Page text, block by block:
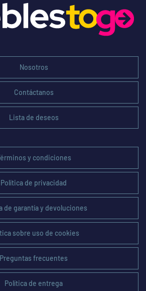
Nosotros
Contáctanos
Lista de deseos
y condiciones
Política de privacidad
de garantía y devoluciones
sobre uso de cookies
Preguntas frecuentes
Política de entrega